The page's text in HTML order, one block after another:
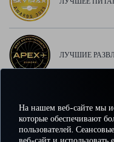
На нашем веб-сайте мы
которые обеспечивают
пользователей.
ЛУЧШИЕ
ЛУЧШИЙ WI-